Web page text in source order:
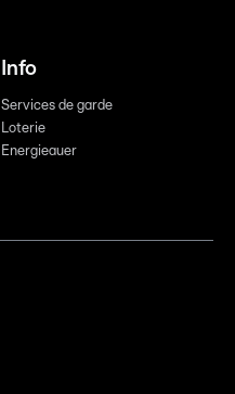
Info
Services de garde
Loterie
Energieauer